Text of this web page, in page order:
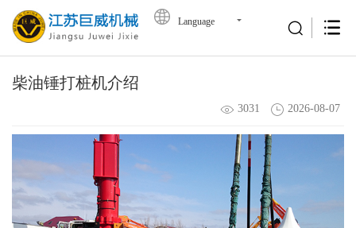
Language
柴油锤打桩机介绍
3031 2026-08-07